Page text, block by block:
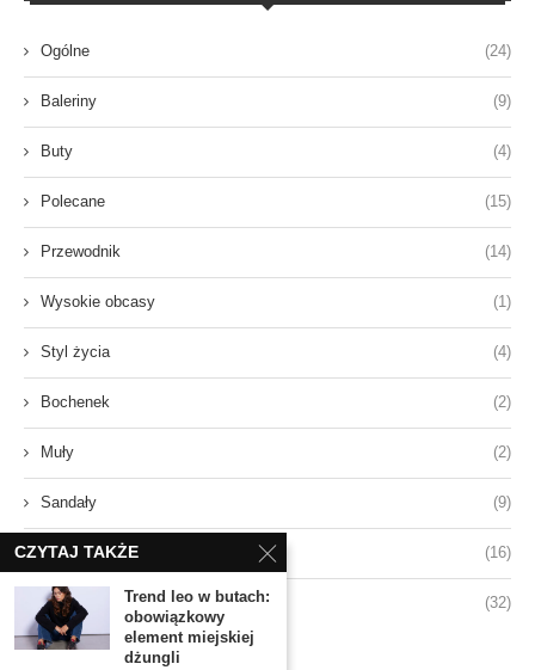
Ogólne (24)
Baleriny (9)
Buty (4)
Polecane (15)
Przewodnik (14)
Wysokie obcasy (1)
Styl życia (4)
Bochenek (2)
Muły (2)
Sandały (9)
Sneakersy (16)
Styl (32)
CZYTAJ TAKŻE
Trend leo w butach:
obowiązkowy
element miejskiej
dżungli